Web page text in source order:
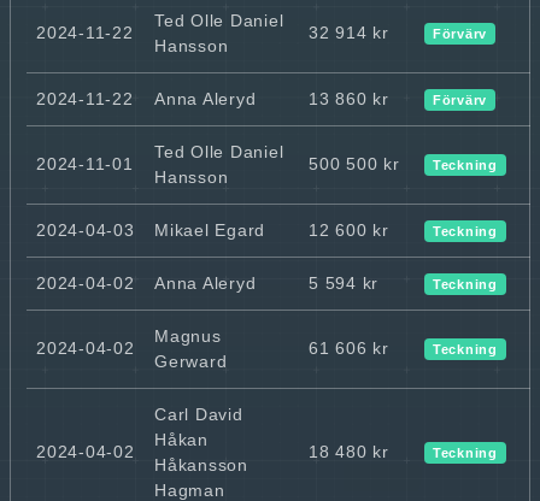
2024-11-22
Ted Olle Daniel
Hansson
32 914 kr Förvärv
2024-11-22 Anna Aleryd 13 860 kr Förvärv
2024-11-01
Ted Olle Daniel
Hansson
500 500 kr Teckning
2024-04-03 Mikael Egard 12 600 kr Teckning
2024-04-02 Anna Aleryd 5 594 kr Teckning
2024-04-02
Magnus
Gerward
61 606 kr Teckning
2024-04-02
Carl David
Håkan
Håkansson
Hagman
18 480 kr Teckning